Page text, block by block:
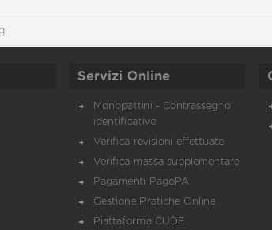
Servizi Online
Monopattini - Contrassegno
identificativo
Verifica revisioni effettuate
Verifica massa supplementare
Pagamenti PagoPA
Gestione Pratiche Online
Piattaforma CUDE